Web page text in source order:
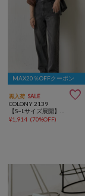
MAX20％OFFクーポン
再入荷 SALE 
COLONY 2139
¥1,914 (70%OFF)